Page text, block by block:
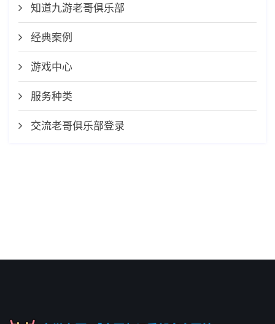
知道九游老哥俱乐部
经典案例
游戏中心
服务种类
交流老哥俱乐部登录